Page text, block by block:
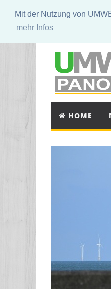
Mit der Nutzung von
mehr Infos
HOME